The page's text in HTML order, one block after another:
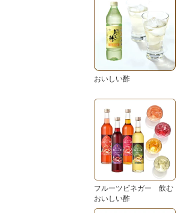
おいしい酢
フルーツビネガー 飲む
おいしい酢